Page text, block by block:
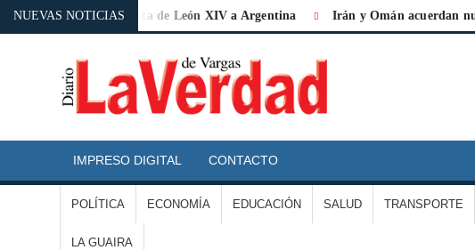
NUEVAS NOTICIAS
«histórica» la visita de León XIV a Argentina Irán y Omán acuerdan
LA
DE
IMPRESO DIGITAL CONTACTO
POLÍTICA ECONOMÍA EDUCACIÓN SALUD TRANSPORTE
LA GUAIRA